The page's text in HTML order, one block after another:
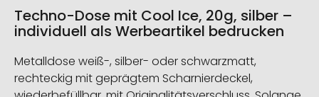
Techno-Dose mit Cool Ice, 20g, silber –
individuell als Werbeartikel bedrucken
Metalldose weiß-, silber- oder schwarzmatt,
rechteckig mit geprägtem Scharnierdeckel,